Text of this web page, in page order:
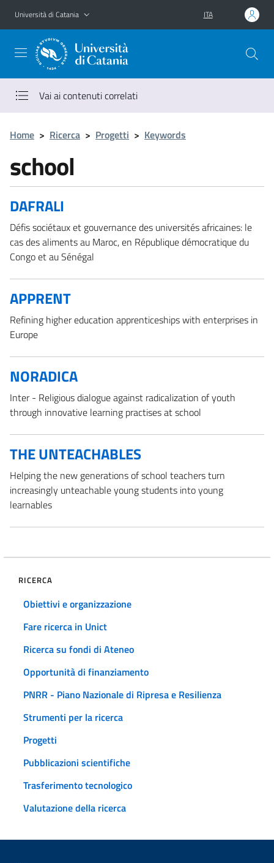
Vai al contenuto principale
Vai al menu di navigazione
Università di Catania ITA
Vai ai contenuti correlati
Home > Ricerca > Progetti > Keywords
school
DAFRALI
Défis sociétaux et gouvernance des universités africaines: le
cas des aliments au Maroc, en République démocratique du
Congo et au Sénégal
APPRENT
Refining higher education apprenticeships with enterprises in
Europe
NORADICA
Inter - Religious dialogue against radicalization of youth
through innovative learning practises at school
THE UNTEACHABLES
Helping the new generations of school teachers turn
increasingly unteachable young students into young
learnables
RICERCA
Obiettivi e organizzazione
Fare ricerca in Unict
Ricerca su fondi di Ateneo
Opportunità di finanziamento
PNRR - Piano Nazionale di Ripresa e Resilienza
Strumenti per la ricerca
Progetti
Pubblicazioni scientifiche
Trasferimento tecnologico
Valutazione della ricerca